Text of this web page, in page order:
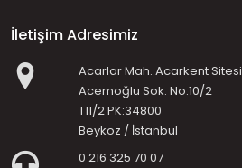
İletişim Adresimiz
Acarlar Mah. Acarkent Sitesi
Acemoğlu Sok. No:10/2
T11/2 PK:34800
Beykoz / İstanbul
0 216 325 70 07